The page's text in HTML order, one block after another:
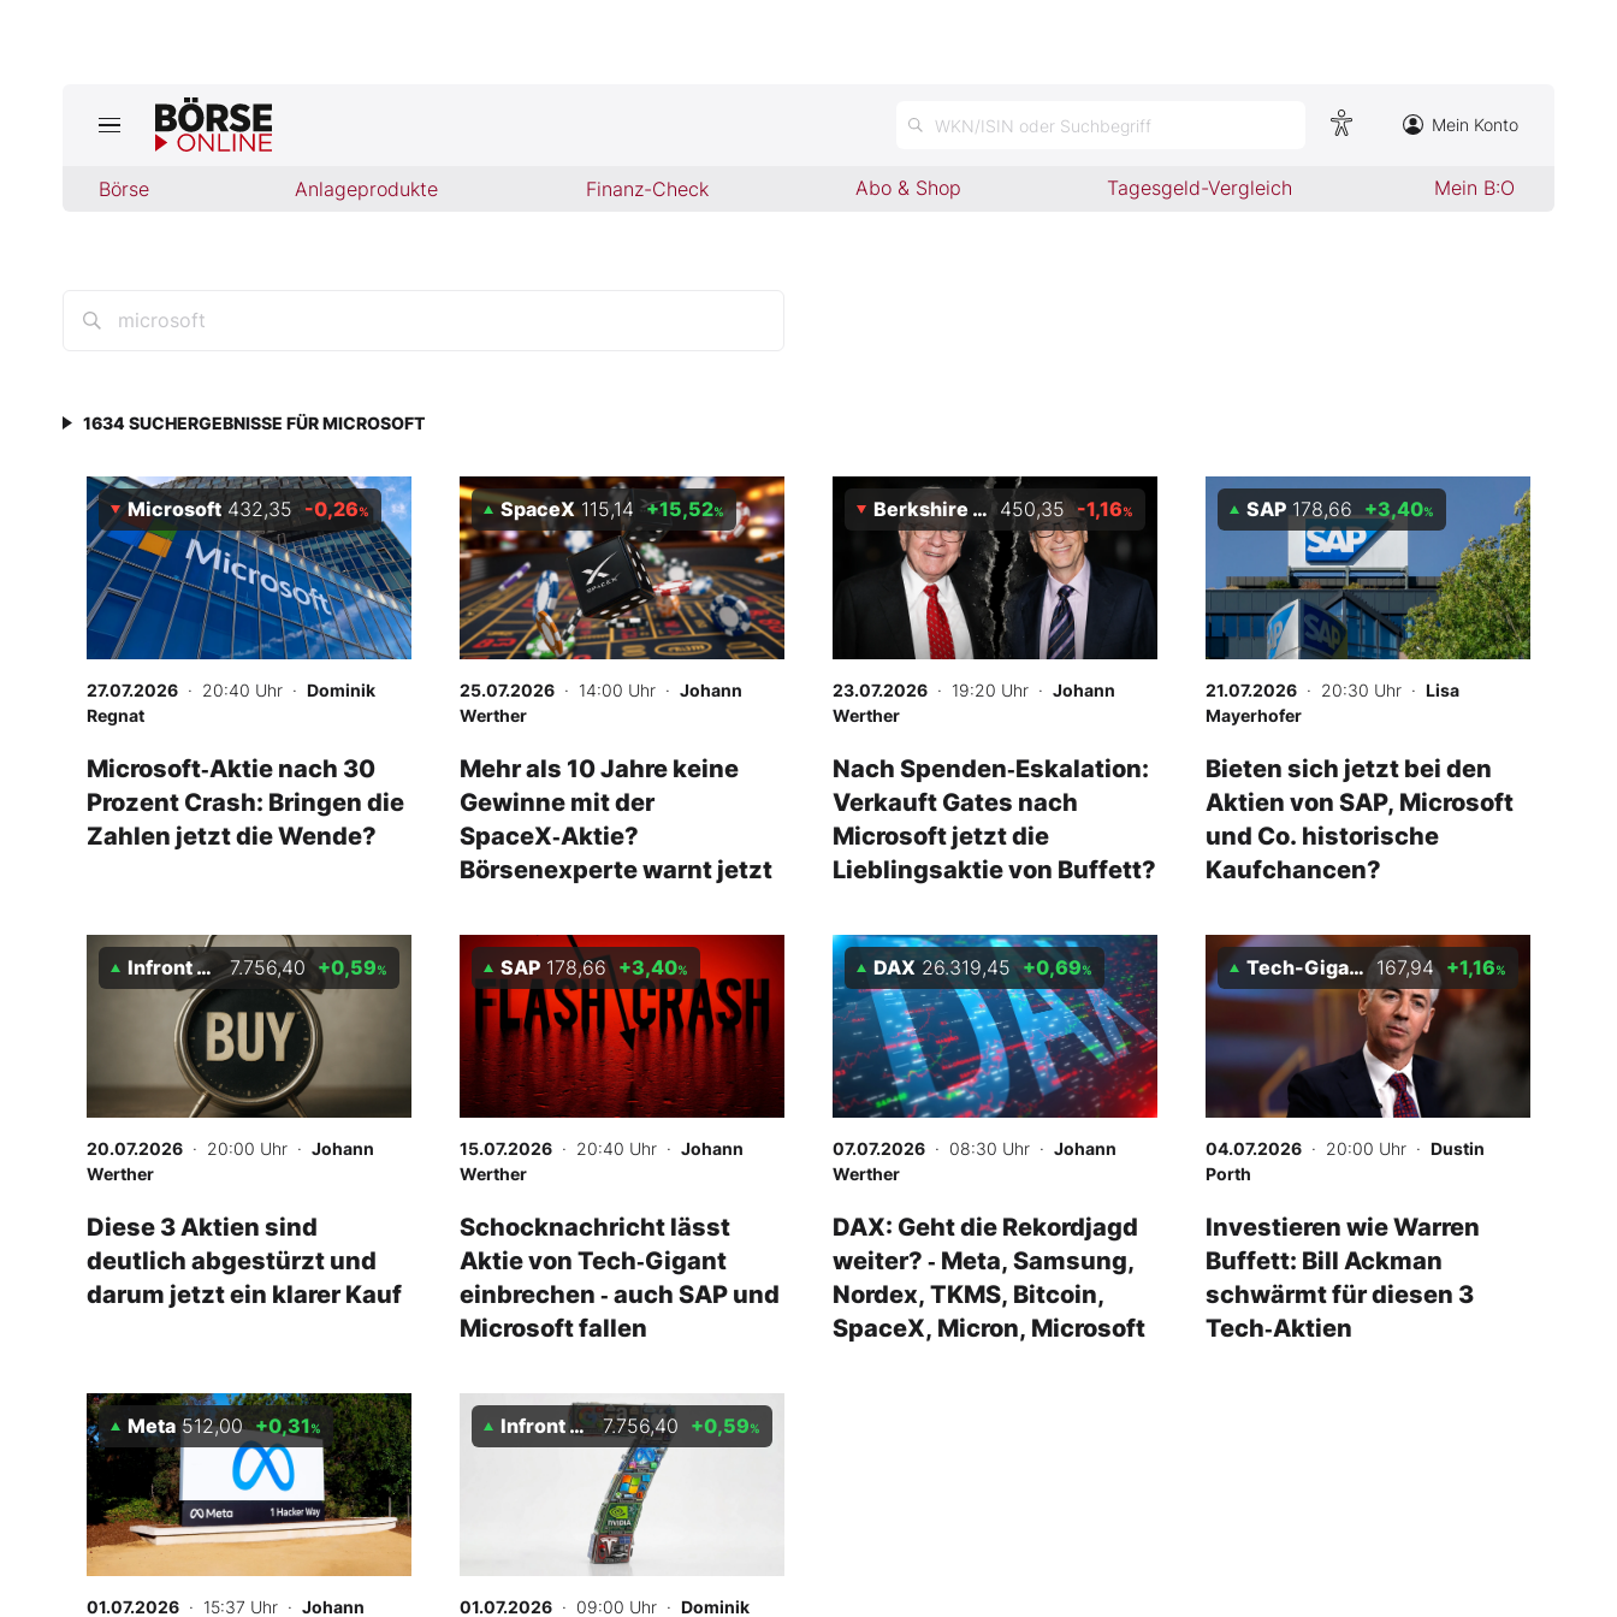
WKN/ISIN oder Suchbegriff Mein Konto
Börse Anlageprodukte Finanz-Check Abo & Shop Tagesgeld-Vergleich Mein B:O
Börse
Finanz-Check
Experten
Mein B:O
Mein Konto
Kontakt
1634SUCHERGEBNISSE FÜRMICROSOFT
Microsoft 432,35 -0,26%
27.07.2026 · 20:40 Uhr · Dominik
Regnat
Microsoft‑Aktie nach 30
Prozent Crash: Bringen die
Zahlen jetzt die Wende?
SpaceX 115,14 +15,52%
25.07.2026 · 14:00 Uhr · Johann
Werther
Mehr als 10 Jahre keine
Gewinne mit der
SpaceX‑Aktie?
Börsenexperte warnt jetzt
Berkshire Hathaway 450,35 -1,16%
23.07.2026 · 19:20 Uhr · Johann
Werther
Nach Spenden‑Eskalation:
Verkauft Gates nach
Microsoft jetzt die
Lieblingsaktie von Buffett?
SAP 178,66 +3,40%
21.07.2026 · 20:30 Uhr · Lisa
Mayerhofer
Bieten sich jetzt bei den
Aktien von SAP, Microsoft
und Co. historische
Kaufchancen?
Infront S&P 500 7.756,40 +0,59%
20.07.2026 · 20:00 Uhr · Johann
Werther
Diese 3 Aktien sind
deutlich abgestürzt und
darum jetzt ein klarer Kauf
SAP 178,66 +3,40%
15.07.2026 · 20:40 Uhr · Johann
Werther
Schocknachricht lässt
Aktie von Tech‑Gigant
einbrechen ‑ auch SAP und
Microsoft fallen
DAX 26.319,45 +0,69%
07.07.2026 · 08:30 Uhr · Johann
Werther
DAX: Geht die Rekordjagd
weiter? ‑ Meta, Samsung,
Nordex, TKMS, Bitcoin,
SpaceX, Micron, Microsoft
Tech-Giganten Index 167,94 +1,16%
04.07.2026 · 20:00 Uhr · Dustin
Porth
Investieren wie Warren
Buffett: Bill Ackman
schwärmt für diesen 3
Tech‑Aktien
Meta 512,00 +0,31%
01.07.2026 · 15:37 Uhr · Johann
Infront S&P 500 7.756,40 +0,59%
01.07.2026 · 09:00 Uhr · Dominik